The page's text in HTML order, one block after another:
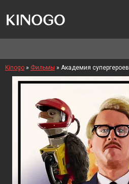
Kinogo » Фильмы » Академия супергероев